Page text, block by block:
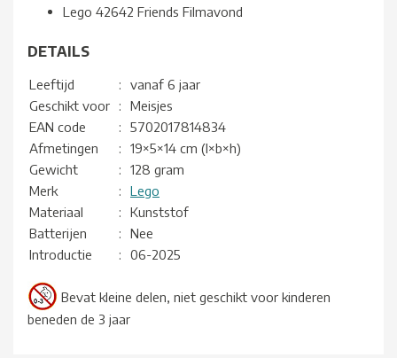
Lego 42642 Friends Filmavond
DETAILS
Leeftijd :
vanaf 6 jaar
Geschikt voor
:
Meisjes
EAN code
:
5702017814834
Afmetingen
:
19×5×14 cm (l×b×h)
Gewicht
:
128 gram
Merk
:
Lego
Materiaal
:
Kunststof
Batterijen
:
Nee
Introductie
: 06-2025
Bevat kleine delen, niet geschikt voor kinderen
beneden de 3 jaar